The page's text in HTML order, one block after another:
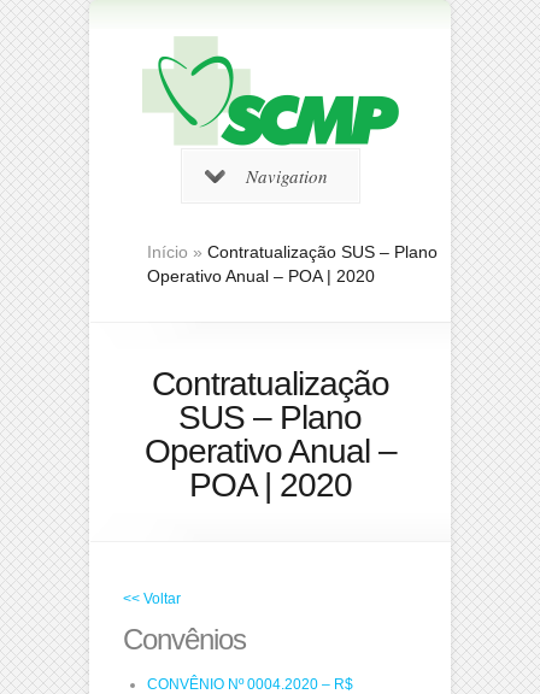
Navigation
Início » Contratualização SUS – Plano
Operativo Anual – POA | 2020
Contratualização
SUS – Plano
Operativo Anual –
POA | 2020
<< Voltar
Convênios
CONVÊNIO Nº 0004.2020 – R$